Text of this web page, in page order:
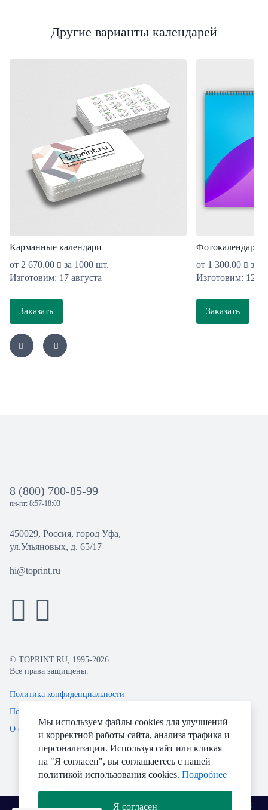
Другие варианты календарей
Карманные календари
от 2 670.00
за 1000 шт.
Изготовим: 17 августа
Заказать
Фотокалендарь
от 1 300.00
за
Изготовим: 12
Заказать
8 (800) 700-85-99
пн-пт: 8:57-18:03
450029, Россия, город Уфа,
ул.Ульяновых, д. 65/17
hi@toprint.ru
© TOPRINT.RU, 1995-2026
Все права защищены.
Политика конфиденциальности
Пользовательское соглашение
О файлах Cookie
Мы используем файлы cookies для улучшений
и корректной работы сайта, анализа трафика и
персонализации. Используя сайт или кликая
на "Я согласен", вы соглашаетесь с нашей
политикой использования cookies. Подробнее
Я согласен